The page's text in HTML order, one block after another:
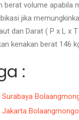
berat volume apabila
jika
dan Darat ( P x L x
kenakan berat 146
:
Surabaya
Jakarta